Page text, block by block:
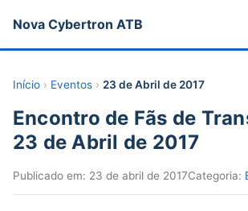
Nova Cybertron ATB
Início › Eventos › 23 de Abril de 2017
Encontro de Fãs de
23 de Abril de 2017
Publicado em: 23 de abril de 2017Categoria: